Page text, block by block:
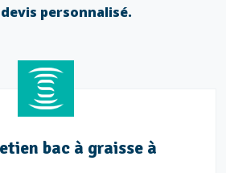
personnalisé.
d'entretien bac à graisse